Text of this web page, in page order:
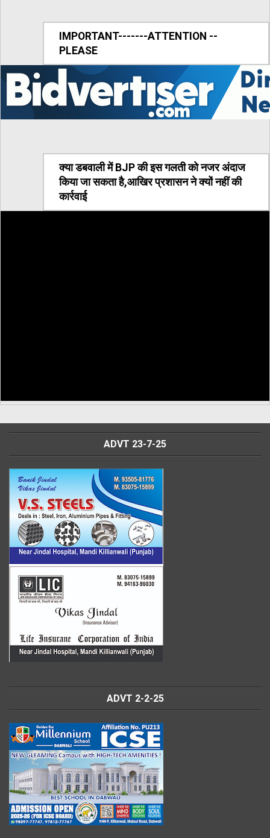
IMPORTANT-------ATTENTION --
PLEASE
क्या डबवाली में BJP की इस गलती को नजर अंदाज
किया जा सकता है,आखिर प्रशासन ने क्यों नहीं की
कार्रवाई
ADVT 23-7-25
ADVT 2-2-25